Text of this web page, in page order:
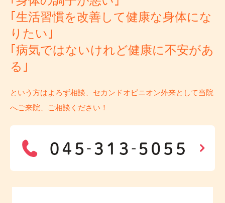
｢生活習慣を改善して健康な身体にな
りたい｣
｢病気ではないけれど健康に不安があ
る｣
という方はよろず相談、セカンドオピニオン外来として当院
へご来院、ご相談ください！